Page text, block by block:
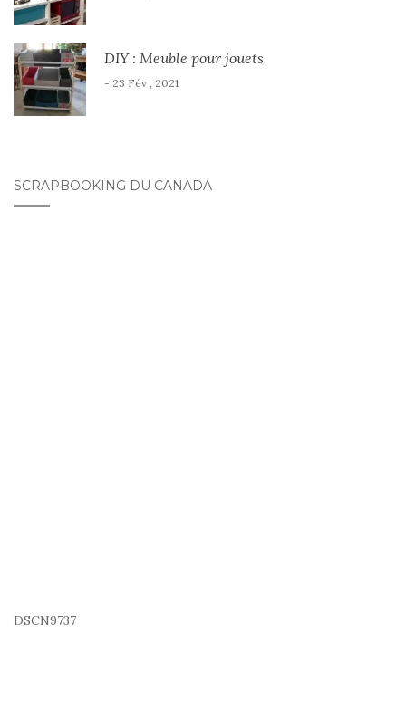
DIY : Meuble pour jouets
- 23 Fév , 2021
SCRAPBOOKING DU CANADA
DSCN9737